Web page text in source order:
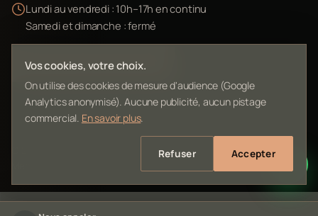
Lundi au vendredi : 10h–17h en continu
Samedi et dimanche : fermé
Envoyer mon matériel
L'Atelier Electro Reims — SIRET 10261022700013
Vos cookies, votre choix.
On utilise des cookies de mesure d'audience (Google
Analytics anonymisé). Aucune publicité, aucun pistage
commercial. En savoir plus.
Refuser Accepter